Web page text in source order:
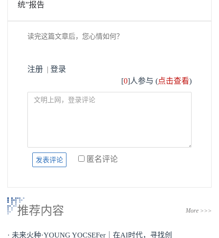
统”报告
读完这篇文章后，您心情如何？
注册 | 登录
[0]人参与 (点击查看)
匿名评论
推荐内容 More >>>
· 未来火种·YOUNG YOCSEFer｜在AI时代，寻找创